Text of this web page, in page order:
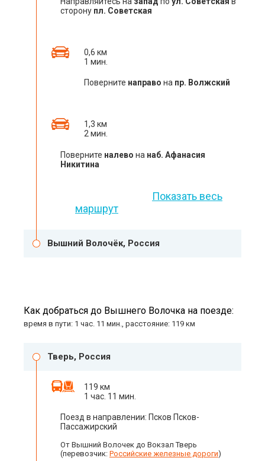
сторону пл. Советская
0,6 км
1 мин.
Поверните направо на пр. Волжский
1,3 км
2 мин.
Поверните налево на наб. Афанасия
Никитина
Показать весь
маршрут
Вышний Волочёк, Россия
Как добраться до Вышнего Волочка на поезде:
время в пути: 1 час. 11 мин., расстояние: 119 км
Тверь, Россия
119 км
1 час. 11 мин.
Поезд в направлении: Псков Псков-
Пассажирский
От Вышний Волочек до Вокзал Тверь
(перевозчик: Российские железные дороги)